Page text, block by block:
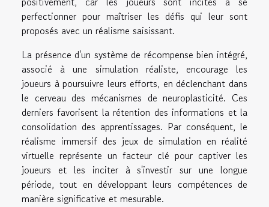
perfectionner pour maîtriser les défis qui leur sont
proposés avec un réalisme saisissant.
La présence d'un système de récompense bien intégré,
associé à une simulation réaliste, encourage les
joueurs à poursuivre leurs efforts, en déclenchant dans
le cerveau des mécanismes de neuroplasticité. Ces
derniers favorisent la rétention des informations et la
consolidation des apprentissages. Par conséquent, le
réalisme immersif des jeux de simulation en réalité
virtuelle représente un facteur clé pour captiver les
joueurs et les inciter à s'investir sur une longue
période, tout en développant leurs compétences de
manière significative et mesurable.